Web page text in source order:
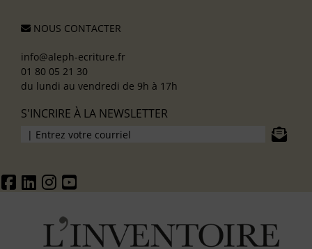
NOUS CONTACTER
info@aleph-ecriture.fr
01 80 05 21 30
du lundi au vendredi de 9h à 17h
S'INCRIRE À LA NEWSLETTER